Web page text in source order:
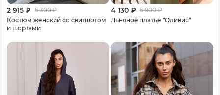
2 915 ₽ 5 300₽
Костюм женский со свитшотом
и шортами
4 130 ₽ 5 900₽
Льняное платье "Оливия"